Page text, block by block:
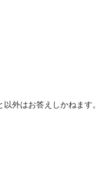
外はお答えしかねます。